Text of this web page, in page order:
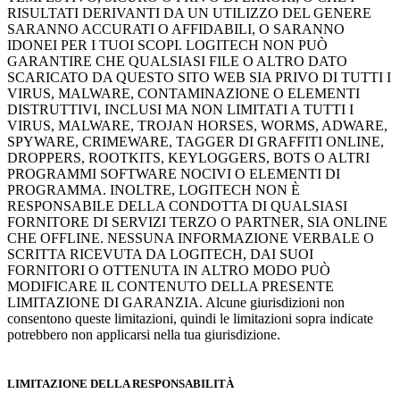
RISULTATI DERIVANTI DA UN UTILIZZO DEL GENERE
SARANNO ACCURATI O AFFIDABILI, O SARANNO
IDONEI PER I TUOI SCOPI. LOGITECH NON PUÒ
GARANTIRE CHE QUALSIASI FILE O ALTRO DATO
SCARICATO DA QUESTO SITO WEB SIA PRIVO DI TUTTI I
VIRUS, MALWARE, CONTAMINAZIONE O ELEMENTI
DISTRUTTIVI, INCLUSI MA NON LIMITATI A TUTTI I
VIRUS, MALWARE, TROJAN HORSES, WORMS, ADWARE,
SPYWARE, CRIMEWARE, TAGGER DI GRAFFITI ONLINE,
DROPPERS, ROOTKITS, KEYLOGGERS, BOTS O ALTRI
PROGRAMMI SOFTWARE NOCIVI O ELEMENTI DI
PROGRAMMA. INOLTRE, LOGITECH NON È
RESPONSABILE DELLA CONDOTTA DI QUALSIASI
FORNITORE DI SERVIZI TERZO O PARTNER, SIA ONLINE
CHE OFFLINE. NESSUNA INFORMAZIONE VERBALE O
SCRITTA RICEVUTA DA LOGITECH, DAI SUOI
FORNITORI O OTTENUTA IN ALTRO MODO PUÒ
MODIFICARE IL CONTENUTO DELLA PRESENTE
LIMITAZIONE DI GARANZIA. Alcune giurisdizioni non
consentono queste limitazioni, quindi le limitazioni sopra indicate
potrebbero non applicarsi nella tua giurisdizione.
LIMITAZIONE DELLA RESPONSABILITÀ